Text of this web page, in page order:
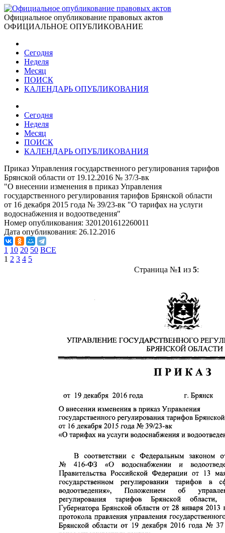
Официальное опубликование правовых актов
ОФИЦИАЛЬНОЕ ОПУБЛИКОВАНИЕ
Сегодня
Неделя
Месяц
ПОИСК
КАЛЕНДАРЬ ОПУБЛИКОВАНИЯ
Сегодня
Неделя
Месяц
ПОИСК
КАЛЕНДАРЬ ОПУБЛИКОВАНИЯ
Приказ Управления государственного регулирования тарифов
Брянской области от 19.12.2016 № 37/3-вк
"О внесении изменения в приказ Управления
государственного регулирования тарифов Брянской области
от 16 декабря 2015 года № 39/23-вк "О тарифах на услуги
водоснабжения и водоотведения"
Номер опубликования: 3201201612260011
Дата опубликования: 26.12.2016
1 10 20 50 ВСЕ
1 2 3 4 5
Страница №1 из 5: